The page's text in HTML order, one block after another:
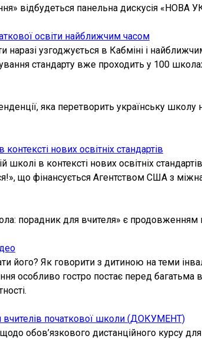
відбудеться панельна дискусія
освіти найближчим часом
наразі узгоджується в Кабміні і
стандарту вже проходить у 100
яка перетворить українську школу
нових освітніх стандартів
школі в контексті нових освітніх
що фінансується Агентством США з
порадник для вчителя» є продовженням
його? Як говорити з дитиною на теми
особливо гостро постає перед
вчителів початкової школи (ДОКУМЕНТ)
обов’язкового дистанційного курсу